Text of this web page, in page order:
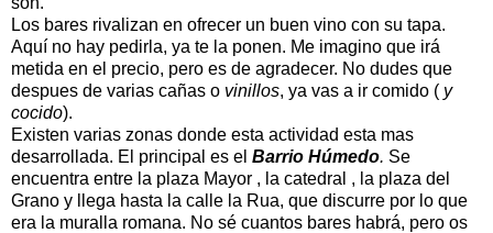
Los bares rivalizan en ofrecer un buen vino con su tapa.
Aquí no hay pedirla, ya te la ponen. Me imagino que irá
metida en el precio, pero es de agradecer. No dudes que
despues de varias cañas o vinillos, ya vas a ir comido ( y
cocido).
Existen varias zonas donde esta actividad esta mas
desarrollada. El principal es el Barrio Húmedo. Se
encuentra entre la plaza Mayor , la catedral , la plaza del
Grano y llega hasta la calle la Rua, que discurre por lo que
era la muralla romana. No sé cuantos bares habrá, pero os